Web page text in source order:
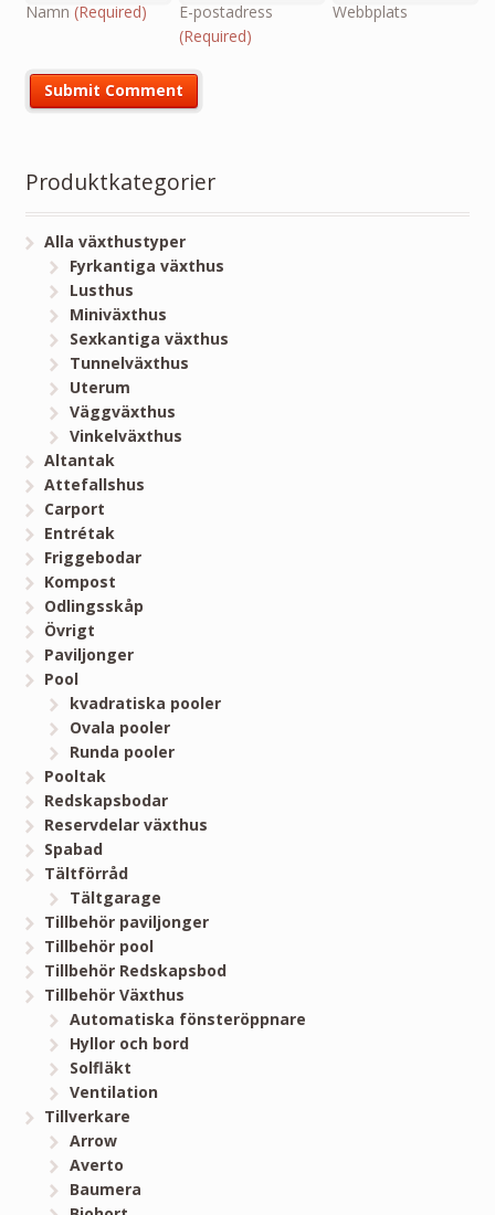
Namn (Required)
E-postadress
(Required)
Webbplats
Produktkategorier
Alla växthustyper
Fyrkantiga växthus
Lusthus
Miniväxthus
Sexkantiga växthus
Tunnelväxthus
Uterum
Väggväxthus
Vinkelväxthus
Altantak
Attefallshus
Carport
Entrétak
Friggebodar
Kompost
Odlingsskåp
Övrigt
Paviljonger
Pool
kvadratiska pooler
Ovala pooler
Runda pooler
Pooltak
Redskapsbodar
Reservdelar växthus
Spabad
Tältförråd
Tältgarage
Tillbehör paviljonger
Tillbehör pool
Tillbehör Redskapsbod
Tillbehör Växthus
Automatiska fönsteröppnare
Hyllor och bord
Solfläkt
Ventilation
Tillverkare
Arrow
Averto
Baumera